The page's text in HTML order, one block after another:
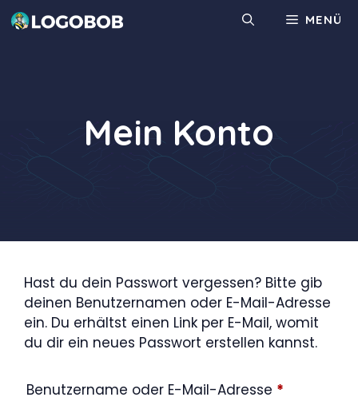
Zum
Inhalt
MENÜ
Mein Konto
Hast du dein Passwort vergessen? Bitte gib
deinen Benutzernamen oder E-Mail-Adresse
ein. Du erhältst einen Link per E-Mail, womit
du dir ein neues Passwort erstellen kannst.
Benutzername oder E-Mail-Adresse *